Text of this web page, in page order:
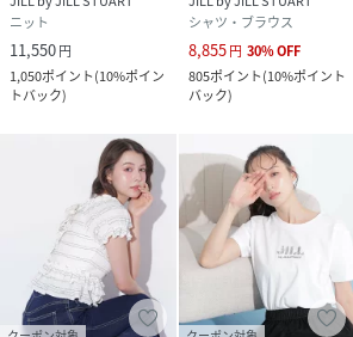
ニット
11,550円
1,050ポイント(10%ポイン
トバック)
シャツ・ブラウス
8,855円 30%OFF
805ポイント(10%ポイント
バック)